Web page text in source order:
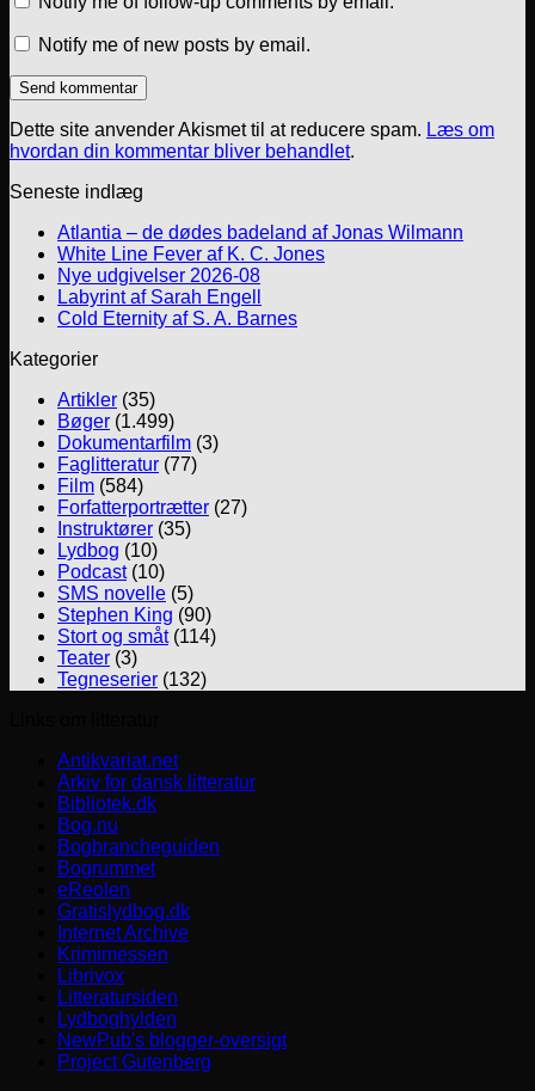
Notify me of new posts by email.
Dette site anvender Akismet til at reducere spam. Læs om
hvordan din kommentar bliver behandlet.
Seneste indlæg
Atlantia – de dødes badeland af Jonas Wilmann
White Line Fever af K. C. Jones
Nye udgivelser 2026-08
Labyrint af Sarah Engell
Cold Eternity af S. A. Barnes
Kategorier
Artikler (35)
Bøger (1.499)
Dokumentarfilm (3)
Faglitteratur (77)
Film (584)
Forfatterportrætter (27)
Instruktører (35)
Lydbog (10)
Podcast(10)
SMS novelle (5)
Stephen King (90)
Stort og småt(114)
Teater (3)
Tegneserier (132)
Antikvariat.net
Arkiv for dansk litteratur
Bibliotek.dk
Bog.nu
Bogbrancheguiden
Bogrummet
eReolen
Gratislydbog.dk
Internet Archive
Krimimessen
Librivox
Litteratursiden
Lydboghylden
NewPub's blogger-oversigt
Project Gutenberg